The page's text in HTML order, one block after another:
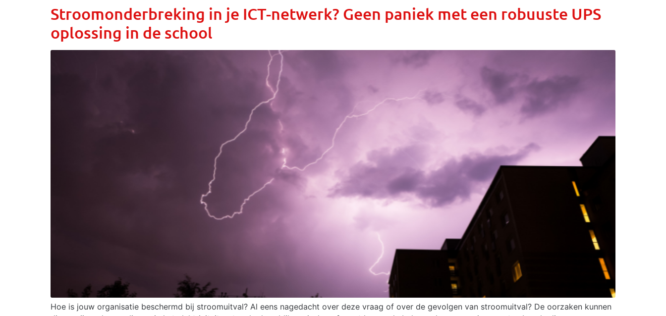
Stroomonderbreking in je ICT-netwerk? Geen paniek met een robuuste UPS
oplossing in de school
Hoe is jouw organisatie beschermd bij stroomuitval? Al eens nagedacht over deze vraag of over de gevolgen van stroomuitval? De oorzaken kunnen